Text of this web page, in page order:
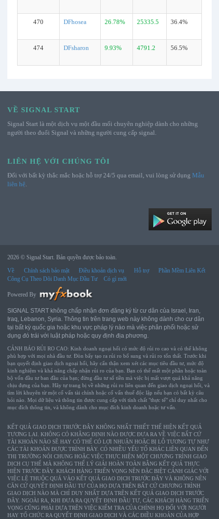
470 DFhosea 26.78% 25335.5 36.4%
474 DFsharon 9.93% 4791.2 56.5%
VỀ SIGNAL START
Signal Start là một dịch vụ một đầu mối chuyên nghiệp dành cho những
người theo đuổi Signal và những người cung cấp signal.
LIÊN HỆ VỚI CHÚNG TÔI
Đối với bất kỳ thắc mắc hoặc hỗ trợ 24/5 qua email, vui lòng sử dụng Mẫu
liên hệ.
2026 © Signal Start. Bản quyền được bảo toàn.
Về
Chính sách bảo mật Điều khoản dịch vụ Hỗ trợ
Phần Mềm Liên Kết
Công Cụ Theo Dõi Danh Mục Đầu Tư
Có gì mới
Powered By
SIGNAL START không chấp nhận đơn đăng ký từ cư dân của Israel, Iran,
Iraq, Lebanon, Syria. Thông tin trên trang web này không dành cho cư dân
tại bất kỳ quốc gia hoặc khu vực pháp lý nào mà việc phân phối hoặc sử
dụng đó trái với luật pháp hoặc quy định địa phương.
CẢNH BÁO RỦI RO CAO: Kinh doanh ngoại hối có mức độ rủi ro cao và có thể không
phù hợp với mọi nhà đầu tư. Đòn bẩy tạo ra rủi ro bổ sung và rủi ro tổn thất. Trước khi
bạn quyết định giao dịch ngoại hối, hãy cẩn thận xem xét các mục tiêu đầu tư, mức độ
kinh nghiệm và khả năng chấp nhận rủi ro của bạn. Bạn có thể mất một phần hoặc toàn
bộ vốn đầu tư ban đầu của bạn; đừng đầu tư số tiền mà việc bị mất vượt quá khả năng
chịu đựng của bạn. Hãy tự trang bị về những rủi ro liên quan đến giao dịch ngoại hối, và
tìm lời khuyên từ một cố vấn tài chính hoặc cố vấn thuế độc lập nếu bạn có bất kỳ câu
hỏi nào. Mọi dữ liệu và thông tin được cung cấp với tính chất "thực tế" chỉ duy nhất cho
mục đích thông tin, và không dành cho mục đích kinh doanh hoặc tư vấn.
KẾT QUẢ GIAO DỊCH TRƯỚC ĐÂY KHÔNG NHẤT THIẾT THỂ HIỆN KẾT QUẢ
TƯƠNG LAI. KHÔNG CÓ KHẲNG ĐỊNH NÀO ĐƯỢC ĐƯA RA VỀ VIỆC BẤT CỨ
TÀI KHOẢN NÀO SẼ HAY CÓ THỂ CÓ LỢI NHUẬN HOẶC BỊ LỖ TƯƠNG TỰ NHƯ
CÁC TÀI KHOẢN ĐƯỢC TRÌNH BÀY. CÓ NHIỀU YẾU TỐ KHÁC LIÊN QUAN ĐẾN
THỊ TRƯỜNG NÓI CHUNG HOẶC VIỆC THỰC HIỆN MỘT CHƯƠNG TRÌNH GIAO
DỊCH CỤ THỂ MÀ KHÔNG THỂ LÝ GIẢI HOÀN TOÀN BẰNG KẾT QUẢ THỰC
HIỆN TRƯỚC ĐÂY. KHÁCH HÀNG TRIỂN VỌNG NÊN ĐẶC BIỆT CẢNH GIÁC VỚI
VIỆC LỆ THUỘC QUÁ VÀO KẾT QUẢ GIAO DỊCH TRƯỚC ĐÂY VÀ KHÔNG NÊN
CĂN CỨ QUYẾT ĐỊNH ĐẦU TƯ CỦA HỌ DỰA TRÊN BẤT CỨ CHƯƠNG TRÌNH
GIAO DỊCH NÀO MÀ CHỈ DUY NHẤT DỰA TRÊN KẾT QUẢ GIAO DỊCH TRƯỚC
ĐÂY. NGOÀI RA, KHI ĐƯA RA QUYẾT ĐỊNH ĐẦU TƯ, CÁC KHÁCH HÀNG TRIỂN
VỌNG CŨNG PHẢI DỰA TRÊN VIỆC KIỂM TRA CỦA CHÍNH HỌ ĐỐI VỚI NGƯỜI
HAY TỔ CHỨC RA QUYẾT ĐỊNH GIAO DỊCH VÀ CÁC ĐIỀU KHOẢN CỦA HỢP